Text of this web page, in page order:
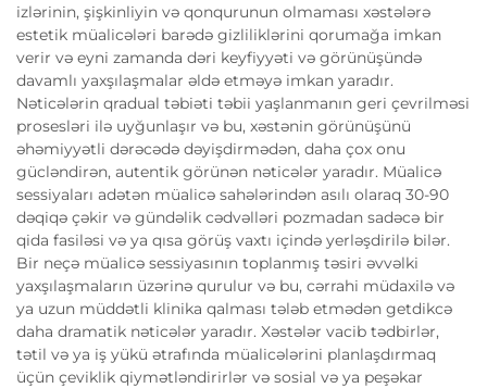
izlərinin, şişkinliyin və qonqurunun olmaması xəstələrə
estetik müalicələri barədə gizliliklərini qorumağa imkan
verir və eyni zamanda dəri keyfiyyəti və görünüşündə
davamlı yaxşılaşmalar əldə etməyə imkan yaradır.
Nəticələrin qradual təbiəti təbii yaşlanmanın geri çevrilməsi
prosesləri ilə uyğunlaşır və bu, xəstənin görünüşünü
əhəmiyyətli dərəcədə dəyişdirmədən, daha çox onu
gücləndirən, autentik görünən nəticələr yaradır. Müalicə
sessiyaları adətən müalicə sahələrindən asılı olaraq 30-90
dəqiqə çəkir və gündəlik cədvəlləri pozmadan sadəcə bir
qida fasiləsi və ya qısa görüş vaxtı içində yerləşdirilə bilər.
Bir neçə müalicə sessiyasının toplanmış təsiri əvvəlki
yaxşılaşmaların üzərinə qurulur və bu, cərrahi müdaxilə və
ya uzun müddətli klinika qalması tələb etmədən getdikcə
daha dramatik nəticələr yaradır. Xəstələr vacib tədbirlər,
tətil və ya iş yükü ətrafında müalicələrini planlaşdırmaq
üçün çeviklik qiymətləndirirlər və sosial və ya peşəkar